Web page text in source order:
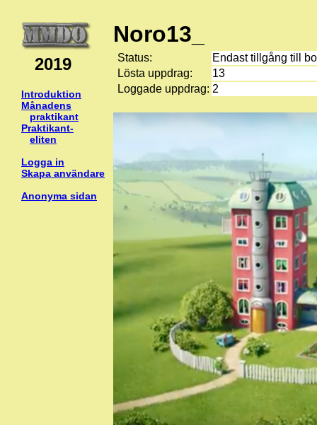
2019
Introduktion
Månadens
praktikant
Praktikant-
eliten
Logga in
Skapa användare
Anonyma sidan
Noro13_
Status:
Endast tillgång till
Lösta uppdrag:
13
Loggade uppdrag: 2